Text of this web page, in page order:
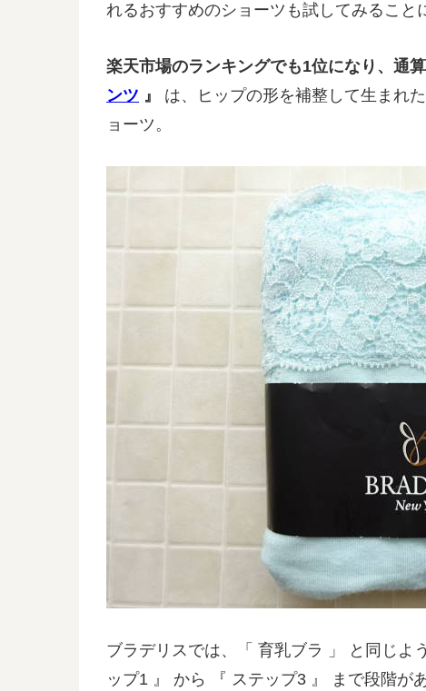
れるおすすめのショーツも試してみること
楽天市場のランキングでも1位になり、通
ンツ 』 は、ヒップの形を補整して生まれ
ョーツ。
ブラデリスでは、「 育乳ブラ 」 と同じよ
ップ1 』 から 『 ステップ3 』 まで段階が